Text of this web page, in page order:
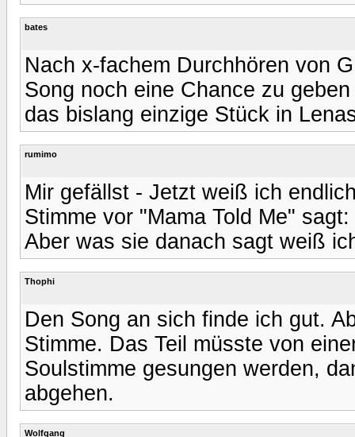
bates
Nach x-fachem Durchhören von
Song noch eine Chance zu
das bislang einzige Stück in
rumimo
Mir gefällst - Jetzt weiß ich
Stimme vor "Mama Told Me"
Aber was sie danach sagt weiß
Thophi
Den Song an sich finde ich gut.
Stimme. Das Teil müsste von
Soulstimme gesungen werden,
abgehen.
Wolfgang